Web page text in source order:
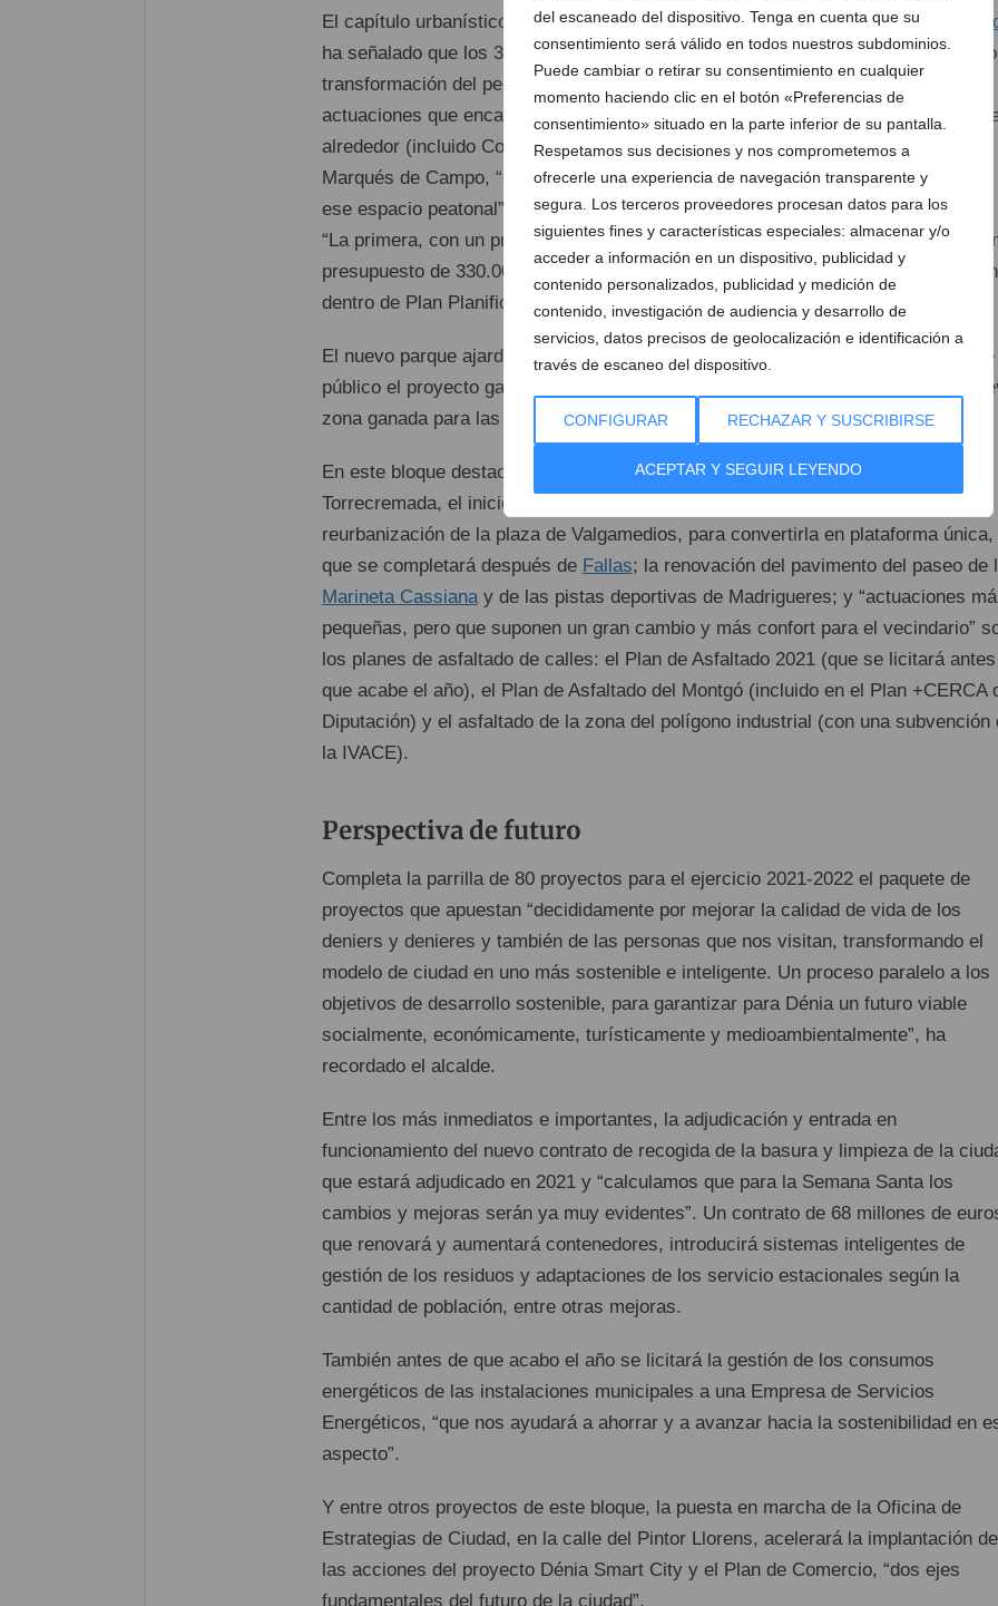
del escaneado del dispositivo. Tenga en cuenta que su
consentimiento será válido en todos nuestros subdominios.
Puede cambiar o retirar su consentimiento en cualquier
momento haciendo clic en el botón «Preferencias de
consentimiento» situado en la parte inferior de su pantalla.
Respetamos sus decisiones y nos comprometemos a
ofrecerle una experiencia de navegación transparente y
segura. Los terceros proveedores procesan datos para los
siguientes fines y características especiales: almacenar y/o
acceder a información en un dispositivo, publicidad y
contenido personalizados, publicidad y medición de
contenido, investigación de audiencia y desarrollo de
servicios, datos precisos de geolocalización e identificación a
través de escaneo del dispositivo.
CONFIGURAR RECHAZAR Y SUSCRIBIRSE
ACEPTAR Y SEGUIR LEYENDO
El capítulo urbanístico y de obra pública, la concejala de Territorio,M. Josep
ha señalado que los 33 proyectos incluidos en este bloque consolidarán “la
transformación del periodo democrático que ha experimentado Dénia”. Y las dos
actuaciones que encabezan el listado, la reurbanización de
la Glorieta
y calles
alrededor (incluido Cop) y la mejora del suelo y la iluminación de la calle del
Marqués de Campo, “consolidarán la peatonalización y la recuperación definitiva
ese espacio peatonal”.
“La primera, con un presupuesto próximo al millón de euros, y la segunda, con
presupuesto de 330.000 €, ya tienen financiación comprometida por la
dentro de Plan Planifica, y se ejecutarán durante el 2022”.
El nuevo parque ajardinado del solar del antiguo ambulatorio (a punto de hacerse
público el proyecto ganador del concurso de ideas) acabará de redondear “la
zona ganada para las personas”.
En este bloque destacan también las obras derehabilitaciónde la casa de
Torrecremada, el inicio de las cuales está previsto para principios de 2022; la
reurbanización de la plaza de Valgamedios, para convertirla en plataforma única,
que se completará después de Fallas; la renovación del pavimento del paseo de
Marineta Cassianay de las pistas deportivas de Madrigueres; y “actuaciones
pequeñas, pero que suponen un gran cambio y más confort para el vecindario”
los planes de asfaltado de calles: el Plan de Asfaltado 2021 (que se licitará
que acabe el año), el Plan de Asfaltado del Montgó (incluido en el Plan +CERCA
Diputación) y el asfaltado de la zona del polígono industrial (con una subvención
la IVACE).
Perspectiva de futuro
Completa la parrilla de 80 proyectos para el ejercicio 2021-2022 el paquete de
proyectos que apuestan “decididamente por mejorar la calidad de vida de los
deniers y denieres y también de las personas que nos visitan, transformando el
modelo de ciudad en uno más sostenible e inteligente. Un proceso paralelo a los
objetivos de desarrollo sostenible, para garantizar para Dénia un futuro viable
socialmente, económicamente, turísticamente y medioambientalmente”, ha
recordado el alcalde.
Entre los más inmediatos e importantes, la adjudicación y entrada en
funcionamiento del nuevo contrato de recogida de la basura y limpieza de la
que estará adjudicado en 2021 y “calculamos que para la Semana Santa los
cambios y mejoras serán ya muy evidentes”. Un contrato de 68 millones de
que renovará y aumentará contenedores, introducirá sistemas inteligentes de
gestión de los residuos y adaptaciones de los servicio estacionales según la
cantidad de población, entre otras mejoras.
También antes de que acabo el año se licitará la gestión de los consumos
energéticos de las instalaciones municipales a una Empresa de Servicios
Energéticos, “que nos ayudará a ahorrar y a avanzar hacia la sostenibilidad en
aspecto”.
Y entre otros proyectos de este bloque, la puesta en marcha de la Oficina de
Estrategias de Ciudad, en la calle del Pintor Llorens, acelerará la implantación de
las acciones del proyecto Dénia Smart City y el Plan de Comercio, “dos ejes
fundamentales del futuro de la ciudad”.